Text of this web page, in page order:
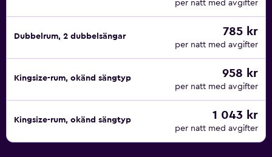
per natt med avgifter
Dubbelrum, 2 dubbelsängar 785 kr
per natt med avgifter
Kingsize-rum, okänd sängtyp 958 kr
per natt med avgifter
Kingsize-rum, okänd sängtyp 1 043 kr
per natt med avgifter